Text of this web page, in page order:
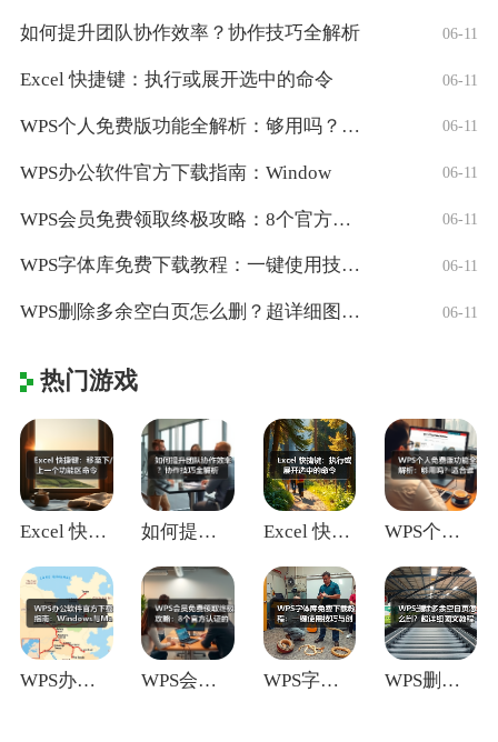
如何提升团队协作效率？协作技巧全解析 06-11
Excel 快捷键：执行或展开选中的命令 06-11
WPS个人免费版功能全解析：够用吗？适合 06-11
WPS办公软件官方下载指南：Window 06-11
WPS会员免费领取终极攻略：8个官方认证 06-11
WPS字体库免费下载教程：一键使用技巧与 06-11
WPS删除多余空白页怎么删？超详细图文教 06-11
热门游戏
Excel 快捷键：移至下/上一个功能区 如何提升团队协作效率？协作技巧全解析 Excel 快捷键：执行或展开选中的命令 WPS个人免费版功能全解析：够用吗？适合
WPS办公软件官方下载指南：Window WPS会员免费领取终极攻略：8个官方认证 WPS字体库免费下载教程：一键使用技巧与 WPS删除多余空白页怎么删？超详细图文教